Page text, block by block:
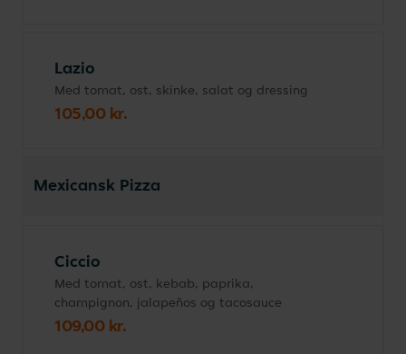
Lazio
Med tomat, ost, skinke, salat og dressing
105,00 kr.
Mexicansk Pizza
Ciccio
Med tomat, ost, kebab, paprika,
champignon, jalapeños og tacosauce
109,00 kr.